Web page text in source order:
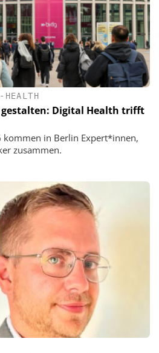
HEALTH
gestalten: Digital Health trifft
kommen in Berlin Expert*innen,
zusammen.